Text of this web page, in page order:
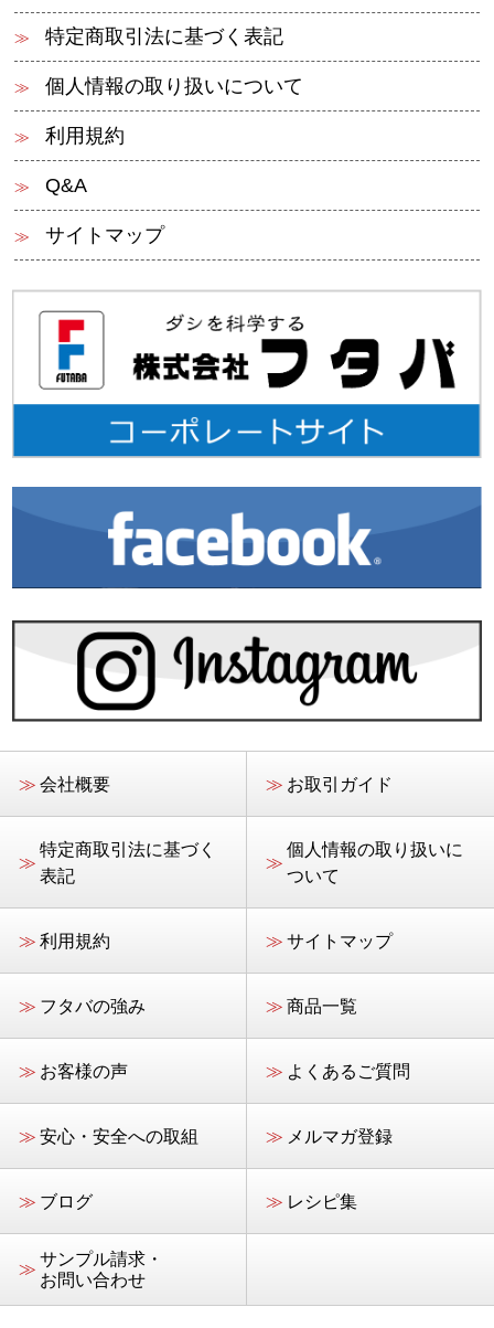
特定商取引法に基づく表記
個人情報の取り扱いについて
利用規約
Q&A
サイトマップ
≫ 会社概要 ≫ お取引ガイド
≫
特定商取引法に基づく
表記
≫
個人情報の取り扱いに
ついて
≫ 利用規約 ≫ サイトマップ
≫ フタバの強み ≫ 商品一覧
≫ お客様の声 ≫ よくあるご質問
≫ 安心・安全への取組 ≫ メルマガ登録
≫ ブログ ≫ レシピ集
≫ サンプル請求・
お問い合わせ